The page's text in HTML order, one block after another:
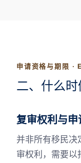
申请资格与期限
二、什么时
复审权利与申
并非所有移民决
审权利，需要以